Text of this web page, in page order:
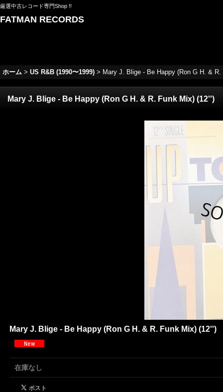
厳選中古レコード専門Shop !!
FATMAN RECORDS
ホーム > US R&B (1990〜1999) > Mary J. Blige - Be Happy (Ron G H. & R.
Mary J. Blige - Be Happy (Ron G H. & R. Funk Mix) (12'')
Mary J. Blige - Be Happy (Ron G H. & R. Funk Mix) (12'')
在庫なし